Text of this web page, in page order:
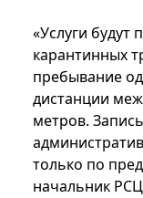
«Услуги будут
карантинных
пребывание
дистанции
метров.
только по
начальник